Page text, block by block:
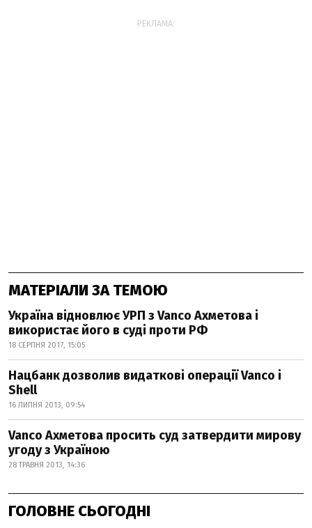
РЕКЛАМА:
МАТЕРІАЛИ ЗА ТЕМОЮ
Україна відновлює УРП з Vanco Ахметова і
використає його в суді проти РФ
18 СЕРПНЯ 2017, 15:05
Нацбанк дозволив видаткові операції Vanco і
Shell
16 ЛИПНЯ 2013, 09:54
Vanco Ахметова просить суд затвердити мирову
угоду з Україною
28 ТРАВНЯ 2013, 14:36
ГОЛОВНЕ СЬОГОДНІ